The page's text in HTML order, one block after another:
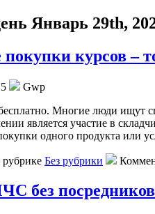
Январь 29th,
курсов –
Gwp
Многие люди ищут
является участие в
одного продукта или
Без рубрики
без